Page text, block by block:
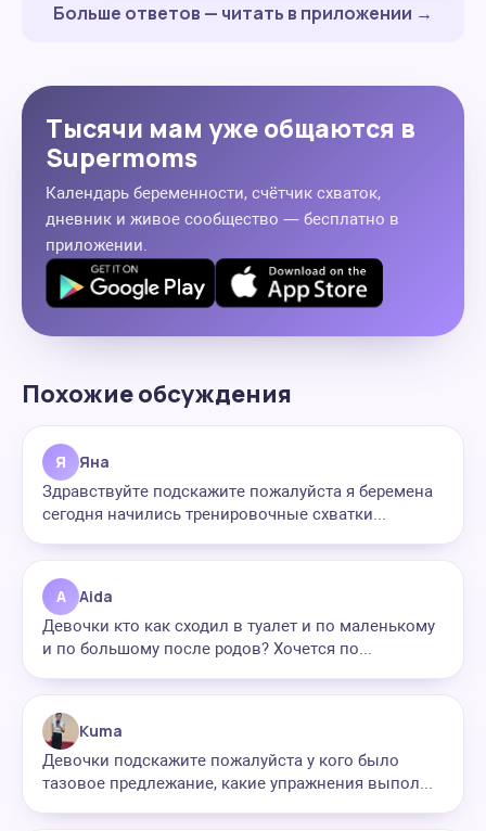
Больше ответов — читать в приложении →
Тысячи мам уже общаются в
Supermoms
Календарь беременности, счётчик схваток,
дневник и живое сообщество — бесплатно в
приложении.
Похожие обсуждения
Я Яна
Здравствуйте подскажите пожалуйста я беремена
сегодня начились тренировочные схватки...
A Aida
Девочки кто как сходил в туалет и по маленькому
и по большому после родов? Хочется по...
Kuma
Девочки подскажите пожалуйста у кого было
тазовое предлежание, какие упражнения выпол...